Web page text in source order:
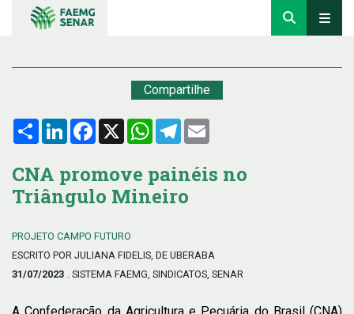
Compartilhe
Compartilhar
LinkedInFacebook
X WhatsApp
Telegram
CNA promove painéis no
Triângulo Mineiro
PROJETO CAMPO FUTURO
ESCRITO POR JULIANA FIDELIS, DE UBERABA
31/07/2023 . SISTEMA FAEMG, SINDICATOS, SENAR